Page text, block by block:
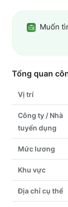
Muốn
Tổng quan
Vị trí
Công ty / Nhà
tuyển dụng
Mức lương
Khu vực
Địa chỉ cụ thể